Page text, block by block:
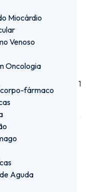
Miocárdio
Venoso
Oncologia
fármaco
Aguda
da
e equipa,
na saúde